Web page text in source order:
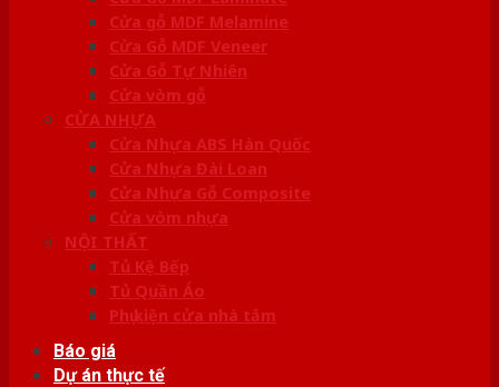
Cửa gỗ MDF Melamine
Cửa Gỗ MDF Veneer
Cửa Gỗ Tự Nhiên
Cửa vòm gỗ
CỬA NHỰA
Cửa Nhựa ABS Hàn Quốc
Cửa Nhựa Đài Loan
Cửa Nhựa Gỗ Composite
Cửa vòm nhựa
NỘI THẤT
Tủ Kệ Bếp
Tủ Quần Áo
Phụ kiện cửa nhà tắm
Báo giá
Dự án thực tế